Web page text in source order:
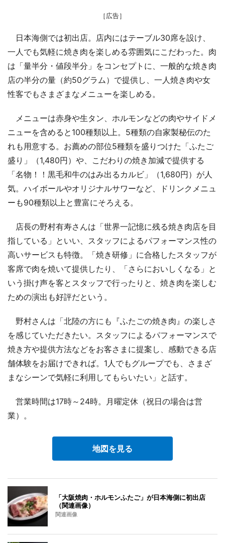
［広告］
日本海側では初出店。店内にはテーブル30席を設け、
一人でも気軽に焼き肉を楽しめる雰囲気にこだわった。肉
は「量半分・値段半分」をコンセプトに、一般的な焼き肉
店の半分の量（約50グラム）で提供し、一人焼き肉や女
性客でもさまざまなメニューを楽しめる。
メニューは赤身や生タン、ホルモンなどの肉やサイドメ
ニューを含めると100種類以上。5種類の自家製秘伝のた
れも用意する。お薦めの部位5種類を盛りつけた「ふたご
盛り」（1,480円）や、こだわりの焼き加減で提供する
「名物！！黒毛和牛のはみ出るカルビ」（1,680円）が人
気。ハイボールやオリジナルサワーなど、ドリンクメニュ
ーも90種類以上と豊富にそろえる。
店長の野村有寿さんは「世界一記憶に残る焼き肉店を目
指している」といい、スタッフによるパフォーマンス性の
高いサービスも特徴。「焼き研修」に合格したスタッフが
客席で肉を焼いて提供したり、「さらにおいしくなる」と
いう掛け声を客とスタッフで行ったりと、焼き肉を楽しむ
ための演出も好評だという。
野村さんは「北陸の方にも『ふたごの焼き肉』の楽しさ
を感じていただきたい。スタッフによるパフォーマンスで
焼き方や提供方法などをお客さまに提案し、感動できる店
舗体験をお届けできれば。1人でもグループでも、さまざ
まなシーンで気軽に利用してもらいたい」と話す。
営業時間は17時～24時。月曜定休（祝日の場合は営
業）。
地図を見る
「大阪焼肉・ホルモンふたご」が日本海側に初出店
（関連画像）
関連画像